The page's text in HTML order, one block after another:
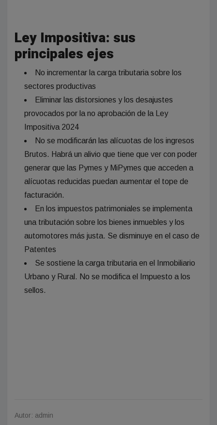
Ley Impositiva: sus
principales ejes
No incrementar la carga tributaria sobre los
sectores productivas
Eliminar las distorsiones y los desajustes
provocados por la no aprobación de la Ley
Impositiva 2024
No se modificarán las alícuotas de los ingresos
Brutos. Habrá un alivio que tiene que ver con poder
generar que las Pymes y MiPymes que acceden a
alícuotas reducidas puedan aumentar el tope de
facturación.
En los impuestos patrimoniales se implementa
una tributación sobre los bienes inmuebles y los
automotores más justa. Se disminuye en el caso de
Patentes
Se sostiene la carga tributaria en el Inmobiliario
Urbano y Rural. No se modifica el Impuesto a los
sellos.
Autor: admin